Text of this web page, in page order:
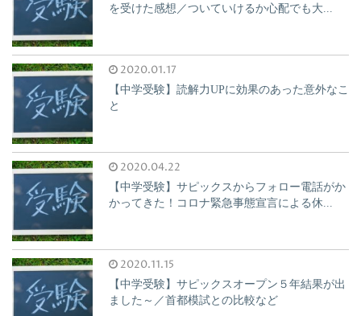
を受けた感想／ついていけるか心配でも大...
2020.01.17
【中学受験】読解力UPに効果のあった意外なこ
と
2020.04.22
【中学受験】サピックスからフォロー電話がか
かってきた！コロナ緊急事態宣言による休...
2020.11.15
【中学受験】サピックスオープン５年結果が出
ました～／首都模試との比較など